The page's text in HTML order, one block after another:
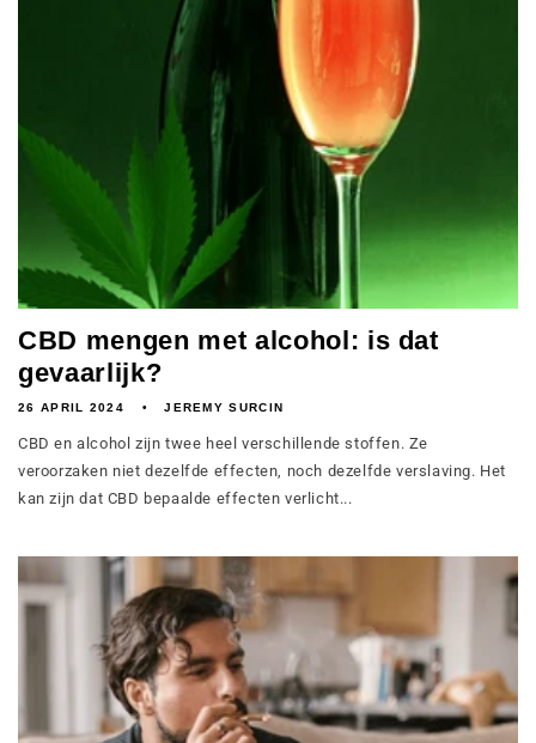
CBD mengen met alcohol: is dat
gevaarlijk?
26 APRIL 2024 JEREMY SURCIN
CBD en alcohol zijn twee heel verschillende stoffen. Ze
veroorzaken niet dezelfde effecten, noch dezelfde verslaving. Het
kan zijn dat CBD bepaalde effecten verlicht...